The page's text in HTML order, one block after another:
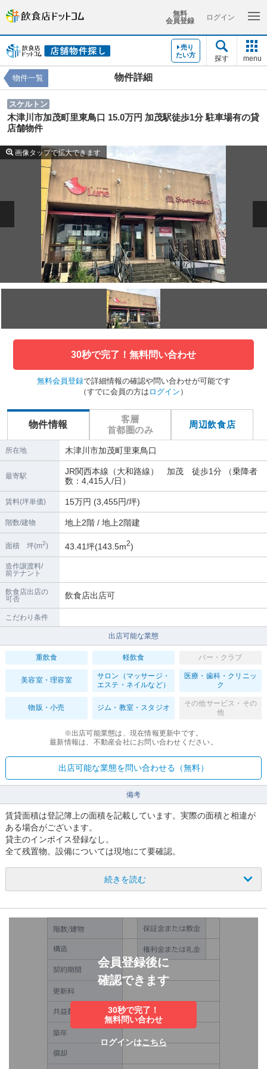
無料
会員登録
ログイン
売り
たい方
探す menu
物件詳細
物件一覧
スケルトン
木津川市加茂町里東鳥口 15.0万円 加茂駅徒歩1分 駐車場有の貸
店舗物件
画像タップで拡大できます
30秒で完了！無料問い合わせ
無料会員登録で詳細情報の確認や問い合わせが可能です
（すでに会員の方は ログイン ）
物件情報
客層
首都圏のみ
周辺飲食店
所在地 木津川市加茂町里東鳥口
最寄駅
JR関西本線（大和路線） 加茂 徒歩1分 （乗降者
数：4,415人/日）
賃料(坪単価) 15万円 (3,455円/坪)
階数/建物 地上2階 / 地上2階建
面積 坪(m2) 43.41坪(143.5m2)
造作譲渡料/
前テナント
飲食店出店の
可否
飲食店出店可
こだわり条件
出店可能な業態
重飲食 軽飲食 バー・クラブ
美容室・理容室
サロン（マッサージ・
エステ・ネイルなど）
医療・歯科・クリニッ
ク
物販・小売 ジム・教室・スタジオ
その他サービス・その
他
※出店可能業態は、現在情報更新中です。
最新情報は、不動産会社にお問い合わせください。
出店可能な業態を問い合わせる（無料）
備考
賃貸⾯積は登記簿上の⾯積を記載しています。実際の⾯積と相違が
ある場合がございます。
貸主のインボイス登録なし。
全て残置物。設備については現地にて要確認。
保証会社・⽕災保険要加⼊。続きを読む
会員登録後に
確認できます
30秒で完了！
無料問い合わせ
ログインはこちら